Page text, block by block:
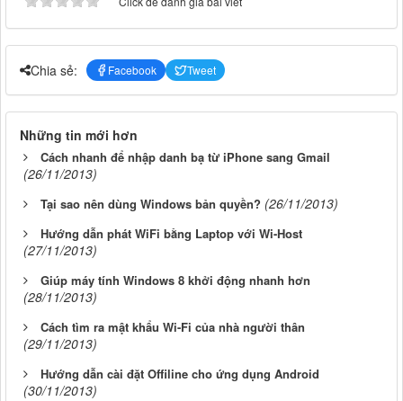
Chia sẻ: Facebook Tweet
Những tin mới hơn
Cách nhanh để nhập danh bạ từ iPhone sang Gmail
(26/11/2013)
Tại sao nên dùng Windows bản quyền? (26/11/2013)
Hướng dẫn phát WiFi bằng Laptop với Wi-Host
(27/11/2013)
Giúp máy tính Windows 8 khởi động nhanh hơn
(28/11/2013)
Cách tìm ra mật khẩu Wi-Fi của nhà người thân
(29/11/2013)
Hướng dẫn cài đặt Offiline cho ứng dụng Android
(30/11/2013)